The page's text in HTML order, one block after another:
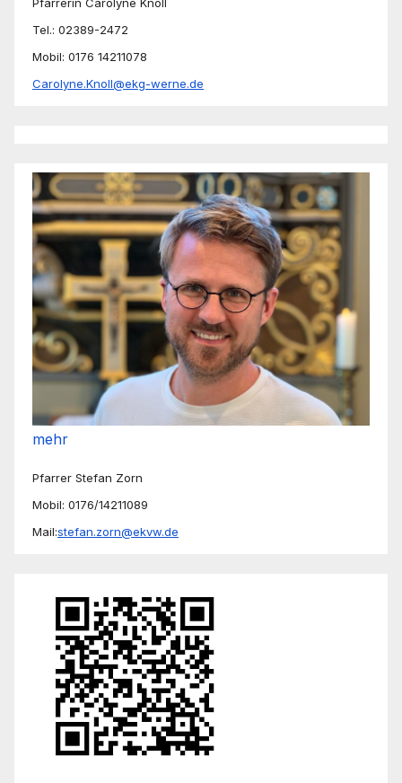
Tel.: 02389-2472
Mobil: 0176 14211078
Carolyne.Knoll@ekg-werne.de
mehr
Pfarrer Stefan Zorn
Mobil: 0176/14211089
Mail:stefan.zorn@ekvw.de